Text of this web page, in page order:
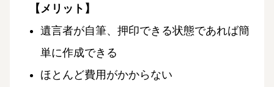
【メリット】
遺言者が自筆、押印できる状態であれば簡
単に作成できる
ほとんど費用がかからない